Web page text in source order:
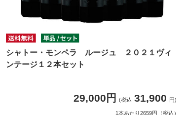
シャトー・モンペラ ルージュ ２０２１ヴィ
ンテージ１２本セット
29,000円 (税込 31,900 円)
1本あたり2659円（税込）